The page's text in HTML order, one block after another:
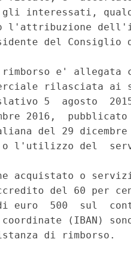
gli interessati,
l'attribuzione
del
e' allegata
rilasciata
5  agosto
2016,
del 29
o l'utilizzo del
acquistato o
del 60 per
di euro  500  sul
(IBAN)